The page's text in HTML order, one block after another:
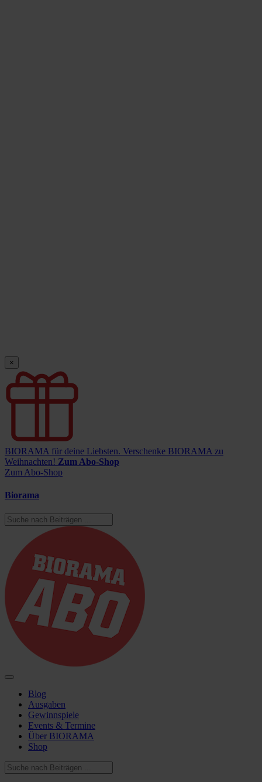
×
BIORAMA für deine Liebsten. Verschenke BIORAMA zu
Weihnachten! Zum Abo-Shop
Zum Abo-Shop
Biorama
Blog
Ausgaben
Gewinnspiele
Events & Termine
Über BIORAMA
Shop